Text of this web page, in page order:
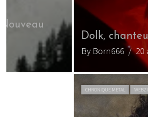
Dolk, chanteur de Kampfar
By Born666/ 20 avril 2014
WEBZINE METAL